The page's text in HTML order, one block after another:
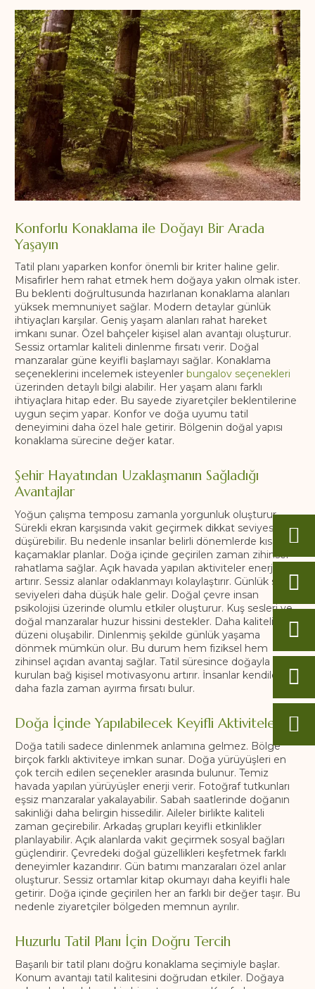
Konforlu Konaklama ile Doğayı Bir Arada
Yaşayın
Tatil planı yaparken konfor önemli bir kriter haline gelir.
Misafirler hem rahat etmek hem doğaya yakın olmak ister.
Bu beklenti doğrultusunda hazırlanan konaklama alanları
yüksek memnuniyet sağlar. Modern detaylar günlük
ihtiyaçları karşılar. Geniş yaşam alanları rahat hareket
imkanı sunar. Özel bahçeler kişisel alan avantajı oluşturur.
Sessiz ortamlar kaliteli dinlenme fırsatı verir. Doğal
manzaralar güne keyifli başlamayı sağlar. Konaklama
seçeneklerini incelemek isteyenler bungalov seçenekleri
üzerinden detaylı bilgi alabilir. Her yaşam alanı farklı
ihtiyaçlara hitap eder. Bu sayede ziyaretçiler beklentilerine
uygun seçim yapar. Konfor ve doğa uyumu tatil
deneyimini daha özel hale getirir. Bölgenin doğal yapısı
konaklama sürecine değer katar.
Şehir Hayatından Uzaklaşmanın Sağladığı
Avantajlar
Yoğun çalışma temposu zamanla yorgunluk oluşturur.
Sürekli ekran karşısında vakit geçirmek dikkat seviyesini
düşürebilir. Bu nedenle insanlar belirli dönemlerde kısa
kaçamaklar planlar. Doğa içinde geçirilen zaman zihinsel
rahatlama sağlar. Açık havada yapılan aktiviteler enerjiyi
artırır. Sessiz alanlar odaklanmayı kolaylaştırır. Günlük stres
seviyeleri daha düşük hale gelir. Doğal çevre insan
psikolojisi üzerinde olumlu etkiler oluşturur. Kuş sesleri ve
doğal manzaralar huzur hissini destekler. Daha kaliteli uyku
düzeni oluşabilir. Dinlenmiş şekilde günlük yaşama
dönmek mümkün olur. Bu durum hem fiziksel hem
zihinsel açıdan avantaj sağlar. Tatil süresince doğayla
kurulan bağ kişisel motivasyonu artırır. İnsanlar kendilerine
daha fazla zaman ayırma fırsatı bulur.
Doğa İçinde Yapılabilecek Keyifli Aktiviteler
Doğa tatili sadece dinlenmek anlamına gelmez. Bölge
birçok farklı aktiviteye imkan sunar. Doğa yürüyüşleri en
çok tercih edilen seçenekler arasında bulunur. Temiz
havada yapılan yürüyüşler enerji verir. Fotoğraf tutkunları
eşsiz manzaralar yakalayabilir. Sabah saatlerinde doğanın
sakinliği daha belirgin hissedilir. Aileler birlikte kaliteli
zaman geçirebilir. Arkadaş grupları keyifli etkinlikler
planlayabilir. Açık alanlarda vakit geçirmek sosyal bağları
güçlendirir. Çevredeki doğal güzellikleri keşfetmek farklı
deneyimler kazandırır. Gün batımı manzaraları özel anlar
oluşturur. Sessiz ortamlar kitap okumayı daha keyifli hale
getirir. Doğa içinde geçirilen her an farklı bir değer taşır. Bu
nedenle ziyaretçiler bölgeden memnun ayrılır.
Huzurlu Tatil Planı İçin Doğru Tercih
Başarılı bir tatil planı doğru konaklama seçimiyle başlar.
Konum avantajı tatil kalitesini doğrudan etkiler. Doğaya